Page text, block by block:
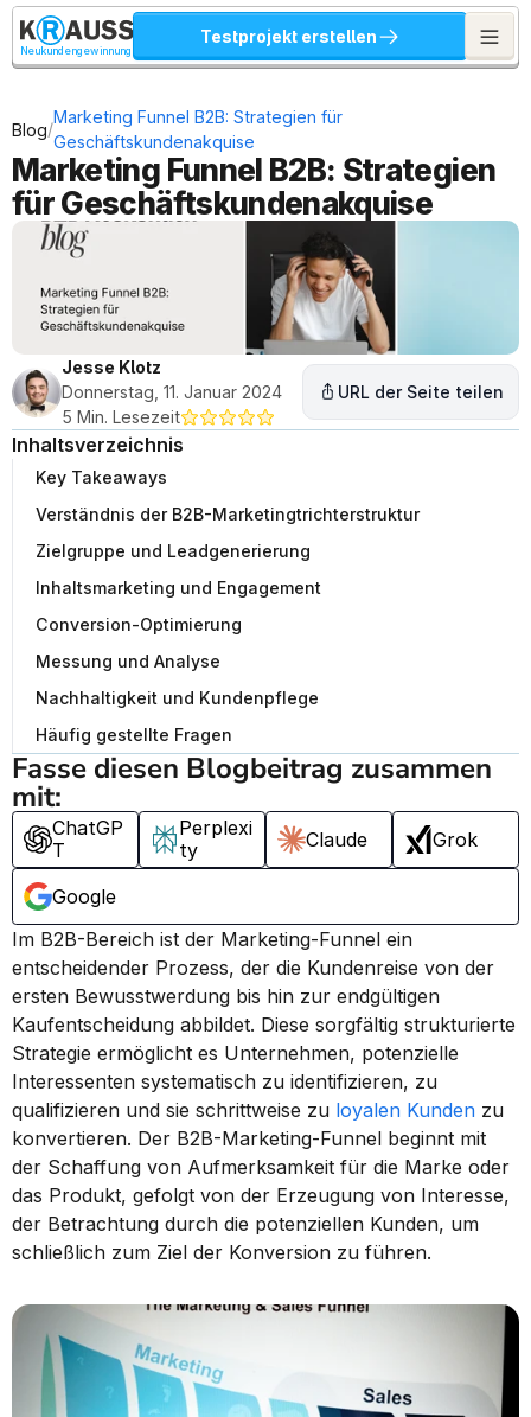
Neukundengewinnung
Testprojekt erstellen
Blog/
Marketing Funnel B2B: Strategien für
Geschäftskundenakquise
Marketing Funnel B2B: Strategien
für Geschäftskundenakquise
Jesse Klotz
Donnerstag, 11. Januar 2024
5 Min. Lesezeit
URL der Seite teilen
Inhaltsverzeichnis
Key Takeaways
Verständnis der B2B-Marketingtrichterstruktur
Zielgruppe und Leadgenerierung
Inhaltsmarketing und Engagement
Conversion-Optimierung
Messung und Analyse
Nachhaltigkeit und Kundenpflege
Häufig gestellte Fragen
Fasse diesen Blogbeitrag zusammen
mit:
ChatGP
T
Perplexi
ty
Claude Grok
Google
Im B2B-Bereich ist der Marketing-Funnel ein
entscheidender Prozess, der die Kundenreise von der
ersten Bewusstwerdung bis hin zur endgültigen
Kaufentscheidung abbildet. Diese sorgfältig strukturierte
Strategie ermöglicht es Unternehmen, potenzielle
Interessenten systematisch zu identifizieren, zu
qualifizieren und sie schrittweise zu loyalen Kunden zu
konvertieren. Der B2B-Marketing-Funnel beginnt mit
der Schaffung von Aufmerksamkeit für die Marke oder
das Produkt, gefolgt von der Erzeugung von Interesse,
der Betrachtung durch die potenziellen Kunden, um
schließlich zum Ziel der Konversion zu führen.